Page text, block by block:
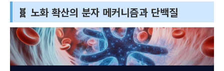
🧬 노화 확산의 분자 메커니즘과 단백질